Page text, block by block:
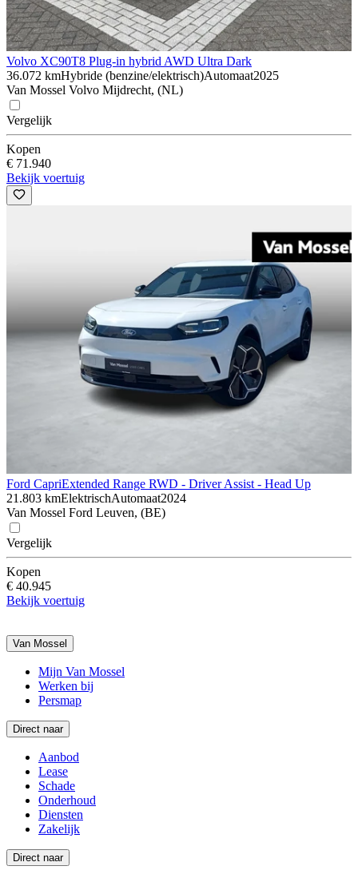
Volvo XC90T8 Plug-in hybrid AWD Ultra Dark
36.072 kmHybride (benzine/elektrisch)Automaat2025
Van Mossel Volvo Mijdrecht, (NL)
Vergelijk
Kopen
€ 71.940
Bekijk voertuig
Ford CapriExtended Range RWD - Driver Assist - Head Up
21.803 kmElektrischAutomaat2024
Van Mossel Ford Leuven, (BE)
Vergelijk
Kopen
€ 40.945
Bekijk voertuig
Van Mossel
Mijn Van Mossel
Werken bij
Persmap
Direct naar
Aanbod
Lease
Schade
Onderhoud
Diensten
Zakelijk
Direct naar